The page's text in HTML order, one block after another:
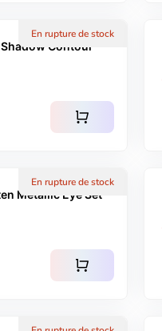
En rupture de stock
Contour
shopping_cart
En rupture de stock
Metallic Eye Set
shopping_cart